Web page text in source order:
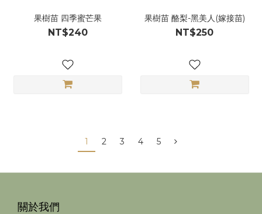
果樹苗 四季蜜芒果
NT$240
果樹苗 酪梨-黑美人(嫁接苗)
NT$250
1 2 3 4 5
關於我們